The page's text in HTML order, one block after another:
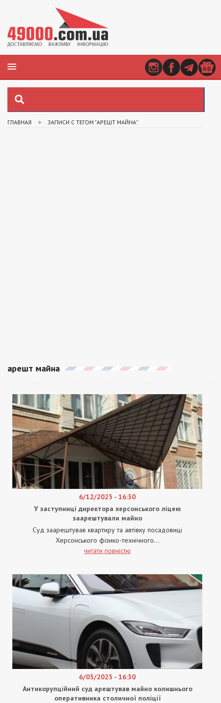
ГЛАВНАЯ > ЗАПИСИ С ТЕГОМ "АРЕШТ МАЙНА"
арешт майна
6/12/2025 - 16:30
У заступниці директора херсонського ліцею
заарештували майно
Суд заарештував квартиру та автівку посадовиці
Херсонського фізико-технічного...
читати повністю
6/05/2025 - 16:30
Антикорупційний суд арештував майно колишнього
оперативника столичної поліції